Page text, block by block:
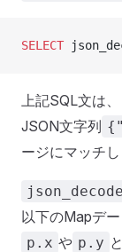
SELECT
上記SQL文は
JSON文字列
ージにマッチし
以下のMapデー
p.x や p.y